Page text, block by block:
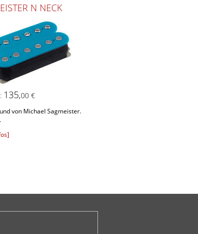
N NECK
135,00 €
von Michael Sagmeister.